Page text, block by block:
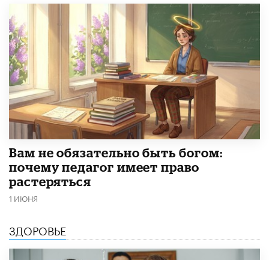
​Вам не обязательно быть богом:
почему педагог имеет право
растеряться
1 ИЮНЯ
ЗДОРОВЬЕ